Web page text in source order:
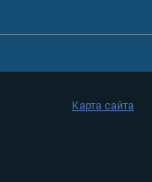
Карта сайта